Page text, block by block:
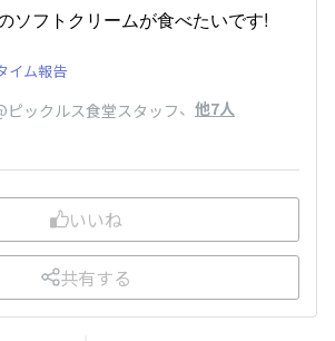
ソフトクリームが食べたいです!
イム報告
ピックルス食堂スタッフ、 他7人
いいね
共有する